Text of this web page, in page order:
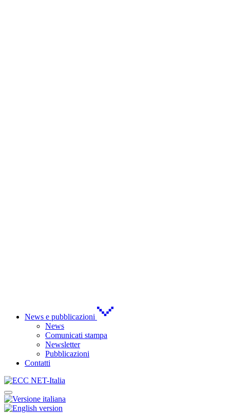
News e pubblicazioni
News
Comunicati stampa
Newsletter
Pubblicazioni
Contatti